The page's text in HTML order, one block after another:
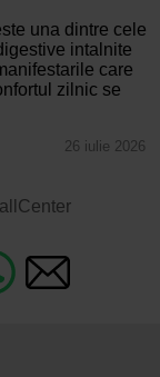
una dintre cele
intalnite
care
zilnic se
26 iulie 2026